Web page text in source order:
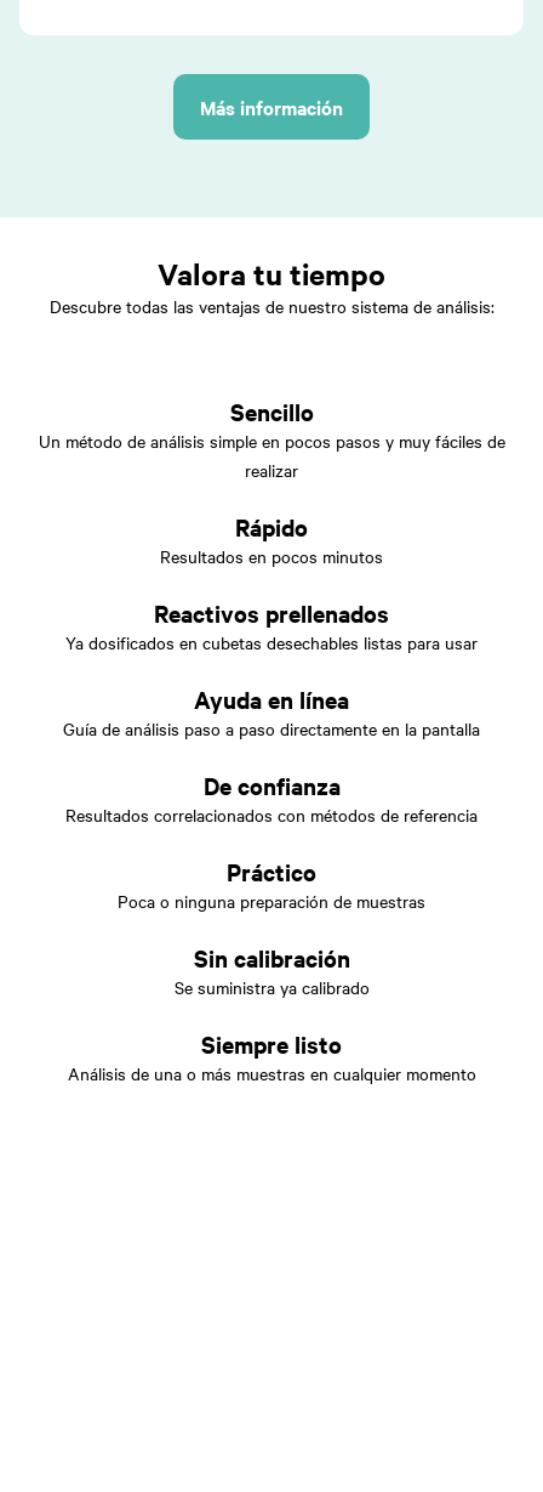
Más información
Valora tu tiempo
Descubre todas las ventajas de nuestro sistema de análisis:
Sencillo
Un método de análisis simple en pocos pasos y muy fáciles de
realizar
Rápido
Resultados en pocos minutos
Reactivos prellenados
Ya dosificados en cubetas desechables listas para usar
Ayuda en línea
Guía de análisis paso a paso directamente en la pantalla
De confianza
Resultados correlacionados con métodos de referencia
Práctico
Poca o ninguna preparación de muestras
Sin calibración
Se suministra ya calibrado
Siempre listo
Análisis de una o más muestras en cualquier momento